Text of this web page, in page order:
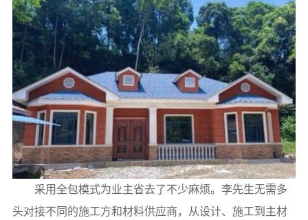
采用全包模式为业主省去了不少麻烦。李先生无需多
头对接不同的施工方和材料供应商，从设计、施工到主材